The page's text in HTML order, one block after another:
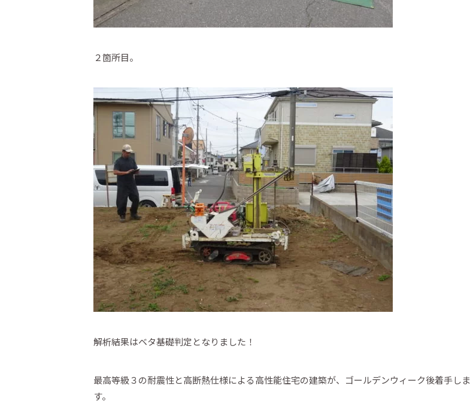
２箇所目。
解析結果はベタ基礎判定となりました！
最高等級３の耐震性と高断熱仕様による高性能住宅の建築が、ゴールデンウィーク後着手しま
す。